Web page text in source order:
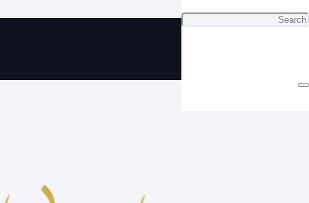
ي سبحة كهرب أصلية رائعة بكركوشة